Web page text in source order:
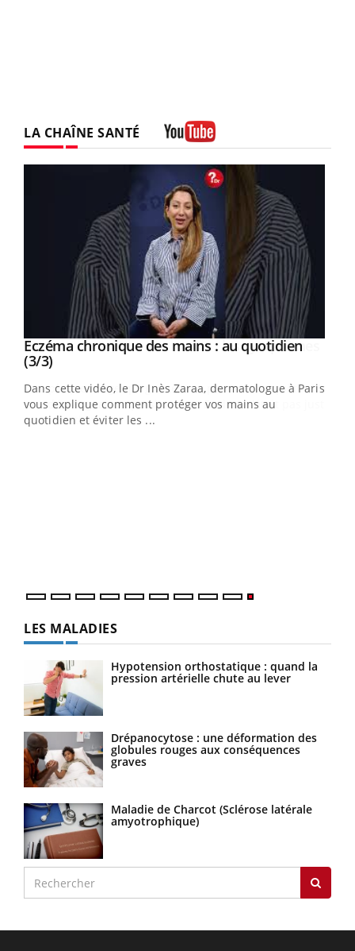
LA CHAÎNE SANTÉ
Youtube
Eczéma chronique des mains : au quotidien
(3/3)Youtube
Dans cette vidéo, le Dr Inès Zaraa, dermatologue à Paris,
vous explique comment protéger vos mains au
quotidien et éviter les ...
Youtube
Eczéma chronique des mains : les symptômes
(2/3)Youtube
Une plaque rouge qui gratte, une peau sèche qui tiraille,
une démangeaison persistante… Et si ce n'était pas juste
une irritation ...
LES MALADIES
Hypotension orthostatique : quand la
pression artérielle chute au lever
Drépanocytose : une déformation des
globules rouges aux conséquences
graves
Maladie de Charcot (Sclérose latérale
amyotrophique)